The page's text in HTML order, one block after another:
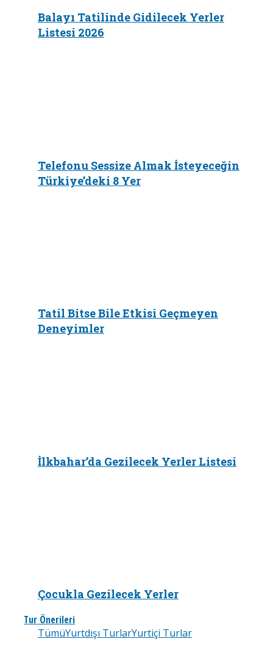
Balayı Tatilinde Gidilecek Yerler
Listesi 2026
Telefonu Sessize Almak İsteyeceğin
Türkiye’deki 8 Yer
Tatil Bitse Bile Etkisi Geçmeyen
Deneyimler
İlkbahar’da Gezilecek Yerler Listesi
Çocukla Gezilecek Yerler
Tur Önerileri
TümüYurtdışı TurlarYurtiçi Turlar